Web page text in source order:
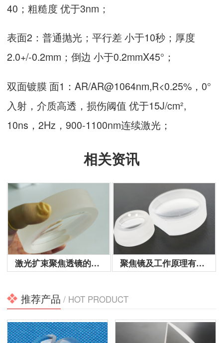
40；粗糙度 优于3nm；
表面2：普通抛光；平行差 小于10秒；厚度
2.0+/-0.2mm；倒边 小于0.2mmX45°；
双面镀膜 面1：AR/AR@1064nm,R<0.25%，0°
入射，介质高透，损伤阈值 优于15J/cm²,
10ns，2Hz，900-1100nm连续激光；
相关资讯
激光扩束聚焦透镜的概述
激光扩束聚焦透镜在光
学行业是关键的光学元
件，这种光学元件的功
能主要是通过对光的
聚...
聚焦镜及工作原理有哪些呢？
推荐产品 / HOT PRODUCT